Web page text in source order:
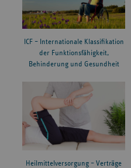
ICF – Internationale Klassifikation
der Funktionsfähigkeit,
Behinderung und Gesundheit
Heilmittelversorgung – Verträge